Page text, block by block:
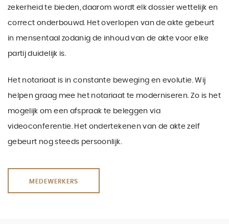
zekerheid te bieden, daarom wordt elk dossier wettelijk en
correct onderbouwd. Het overlopen van de akte gebeurt
in mensentaal zodanig de inhoud van de akte voor elke
partij duidelijk is.
Het notariaat is in constante beweging en evolutie. Wij
helpen graag mee het notariaat te moderniseren. Zo is het
mogelijk om een afspraak te beleggen via
videoconferentie. Het ondertekenen van de akte zelf
gebeurt nog steeds persoonlijk.
MEDEWERKERS